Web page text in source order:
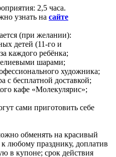
2,5 часа.
узнать на сайте
(при желании):
детей (11-го и
каждого ребёнка;
шарами;
художника;
с бесплатной доставкой;
кафе «Молекулярис»;
сами приготовить себе
обменять на красивый
любому празднику, доплатив
в купоне; срок действия